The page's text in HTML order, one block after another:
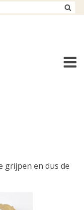
grijpen en dus de